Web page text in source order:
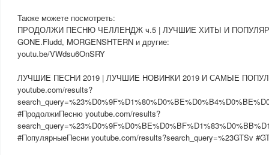
Также можете посмотреть:
ПРОДОЛЖИ ПЕСНЮ ЧЕЛЛЕНДЖ ч.5 | ЛУЧШИЕ ХИТЫ И
GONE.Fludd, MORGENSHTERN и другие:
youtu.be/VWdsu6OnSRY
ЛУЧШИЕ ПЕСНИ 2019 | ЛУЧШИЕ НОВИНКИ 2019 И САМЫЕ
youtube.com/results?
#ПродолжиПесню youtube.com/results?
#ПопулярныеПесни youtube.com/results?search_query=%23GTSv